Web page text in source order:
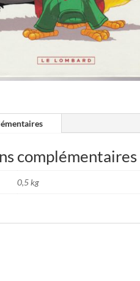
complémentaires
0,5 kg